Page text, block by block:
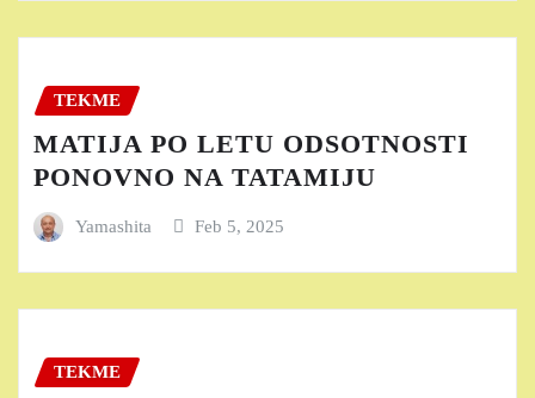
TEKME
MATIJA PO LETU ODSOTNOSTI
PONOVNO NA TATAMIJU
Yamashita Feb 5, 2025
TEKME